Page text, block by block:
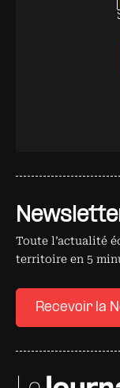
Toute l’actualité
territoire en 5
Recevoir la